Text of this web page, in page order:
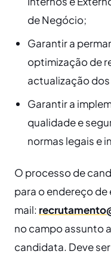
de Negócio;
​Garantir a
optimização de
actualização
​Garantir a
qualidade e
normas legais e
​O processo de
para o endereço de
mail:
no campo assunto
candidata. Deve